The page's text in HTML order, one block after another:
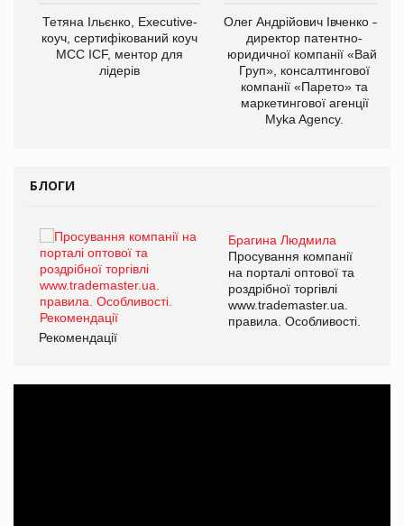
Тетяна Ільєнко, Executive-
коуч, сертифікований коуч
МСС ICF, ментор для
лідерів
Олег Андрійович Івченко —
директор патентно-
юридичної компанії «Вайз
Груп», консалтингової
компанії «Парето» та
маркетингової агенції
Myka Agency.
БЛОГИ
Брагина Людмила
Просування компанії
на порталі оптової та
роздрібної торгівлі
www.trademaster.ua.
правила. Особливості.
Рекомендації